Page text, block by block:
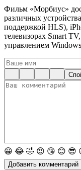
Фильм «Морбиус»
различных
поддержкой HLS),
телевизорах Smart
управлением
😀 😂 🤣 😍 😘 😊 😎